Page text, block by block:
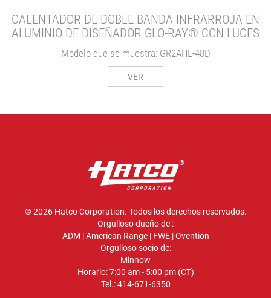
CALENTADOR DE DOBLE BANDA INFRARROJA EN
ALUMINIO DE DISEÑADOR GLO-RAY® CON LUCES
Modelo que se muestra: GR2AHL-48D
VER
© 2026 Hatco Corporation. Todos los derechos reservados.
Orgulloso dueño de :
ADM |American Range| FWE|Ovention
Orgulloso socio de:
Minnow
Horario: 7:00 am - 5:00 pm (CT)
Tel.:414-671-6350